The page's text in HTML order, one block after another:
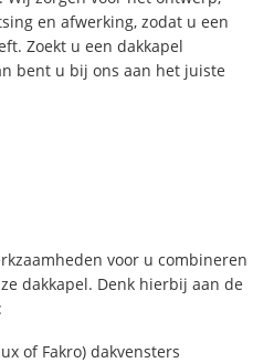
en afwerking, zodat u een
Zoekt u een dakkapel
bent u bij ons aan het juiste
voor u combineren
dakkapel. Denk hierbij aan de
of Fakro) dakvensters